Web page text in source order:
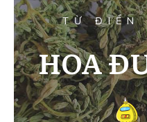
TỪ ĐIỂN
HOA